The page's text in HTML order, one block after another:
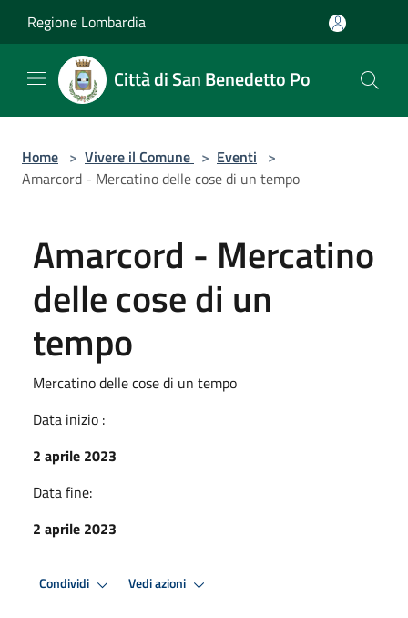
Regione Lombardia
Città di San Benedetto Po
Home > Vivere il Comune > Eventi >
Amarcord - Mercatino delle cose di un tempo
Amarcord - Mercatino
delle cose di un
tempo
Mercatino delle cose di un tempo
Data inizio :
2 aprile 2023
Data fine:
2 aprile 2023
Condividi Vedi azioni